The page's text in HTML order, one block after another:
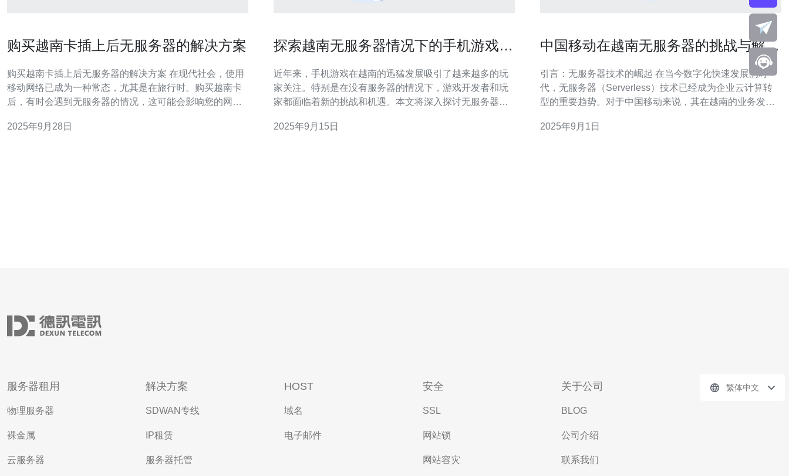
购买越南卡插上后无服务器的解决方案
购买越南卡插上后无服务器的解决方案 在现代社会，使用
移动网络已成为一种常态，尤其是在旅行时。购买越南卡
后，有时会遇到无服务器的情况，这可能会影响您的网络
越南卡。 本文将分为几个步骤，确保您可以轻松
2025年9月28日
探索越南无服务器情况下的手机游戏体
近年来，手机游戏在越南的迅猛发展吸引了越来越多的玩
家关注。特别是在没有服务器的情况下，游戏开发者和玩
家都面临着新的挑战和机遇。本文将深入探讨无服务器情
首先，无服务器架构是一种新兴的技术，它使得游戏开发
2025年9月15日
中国移动在越南无服务器的挑战与解决
引言：无服务器技术的崛起 在当今数字化快速发展的时
代，无服务器（Serverless）技术已经成为企业云计算转
型的重要趋势。对于中国移动来说，其在越南的业务发展
证服务的稳定性与低成本是关键。本文将深入探讨中国移
2025年9月1日
服务器租用
物理服务器
裸金属
云服务器
解决方案
SDWAN专线
IP租赁
服务器托管
HOST
域名
电子邮件
安全
SSL
网站锁
网站容灾
关于公司
BLOG
公司介绍
联系我们
繁体中文